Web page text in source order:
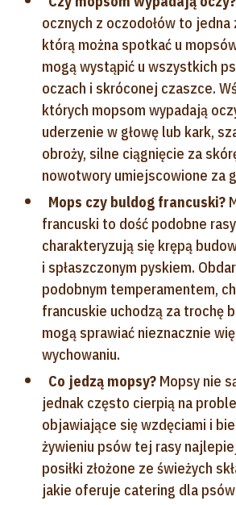
ocznych z oczodołów to
którą można spotkać u
mogą wystąpić u wszystkich
oczach i skróconej czaszce.
których mopsom wypadają
uderzenie w głowę lub kark,
obroży, silne ciągnięcie za
nowotwory umiejscowione za
Mops czy buldog francuski?
francuski to dość podobne
charakteryzują się krępą
i spłaszczonym pyskiem.
podobnym temperamentem,
francuskie uchodzą za trochę
mogą sprawiać nieznacznie
wychowaniu.
Co jedzą mopsy? Mopsy nie
jednak często cierpią na
objawiające się wzdęciami i
żywieniu psów tej rasy
posiłki złożone ze świeżych
jakie oferuje catering dla